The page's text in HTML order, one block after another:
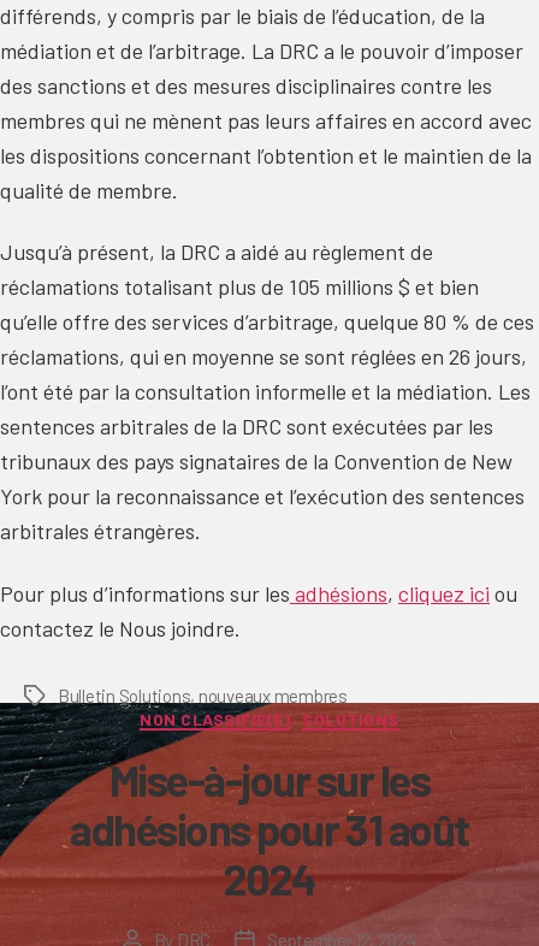
différends, y compris par le biais de l’éducation, de la
médiation et de l’arbitrage. La DRC a le pouvoir d’imposer
des sanctions et des mesures disciplinaires contre les
membres qui ne mènent pas leurs affaires en accord avec
les dispositions concernant l’obtention et le maintien de la
qualité de membre.
Jusqu’à présent, la DRC a aidé au règlement de
réclamations totalisant plus de 105 millions $ et bien
qu’elle offre des services d’arbitrage, quelque 80 % de ces
réclamations, qui en moyenne se sont réglées en 26 jours,
l’ont été par la consultation informelle et la médiation. Les
sentences arbitrales de la DRC sont exécutées par les
tribunaux des pays signataires de la Convention de New
York pour la reconnaissance et l’exécution des sentences
arbitrales étrangères.
Pour plus d’informations sur les adhésions, cliquez ici ou
contactez le Nous joindre.
TagsBulletin Solutions, nouveaux membres
Categories
NON CLASSIFIÉ(E) SOLUTIONS
Mise-à-jour sur les
adhésions pour 31 août
2024
PostBy DRC PostSeptember 12, 2024